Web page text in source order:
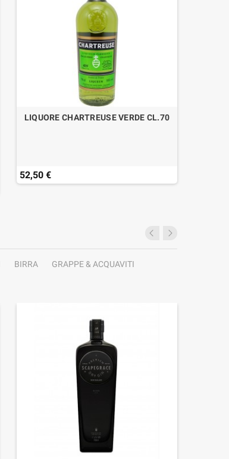
LIQUORE CHARTREUSE VERDE CL.70
52,50 €
BIRRA
GRAPPE & ACQUAVITI